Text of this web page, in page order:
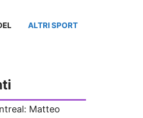
ALTRI SPORT
Matteo